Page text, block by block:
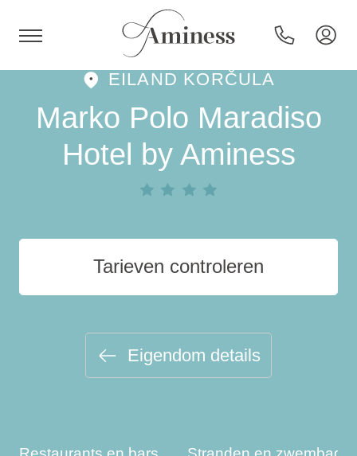
HR
Hotels en resorts
Campings
Bestemmingen
Vakantietypes
EILAND KORČULA
Marko Polo Maradiso
Hotel by Aminess
Tarieven controleren
Eigendom details